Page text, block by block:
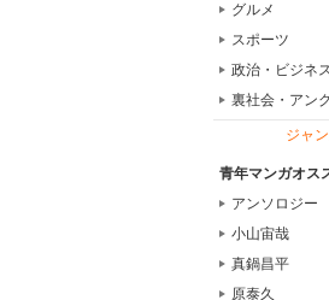
グルメ
スポーツ
政治・ビジネ
裏社会・アン
ジャ
青年マンガオス
アンソロジー
小山宙哉
真鍋昌平
原泰久